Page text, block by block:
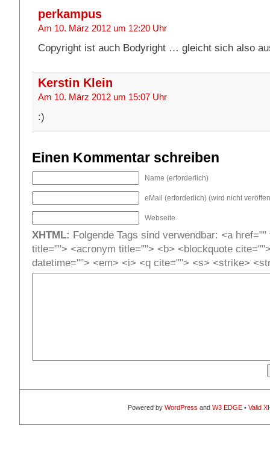
perkampus
Am 10. März 2012 um 12:20 Uhr
Copyright ist auch Bodyright … gleicht sich also
Kerstin Klein
Am 10. März 2012 um 15:07 Uhr
:)
Einen Kommentar schreiben
Name (erforderlich)
eMail (erforderlich) (wird nicht
Webseite
XHTML: Folgende Tags sind verwendbar: <a
title=""> <acronym title=""> <b> <blockquote
datetime=""> <em> <i> <q cite=""> <s> <strike>
Powered by WordPress and W3 EDGE• Valid